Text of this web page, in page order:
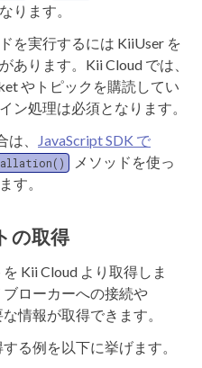
ります。
を実行するには KiiUser を
あります。Kii Cloud では、
やトピックを購読してい
ン処理は必須となります。
、
JavaScript SDK で
メソッドを使っ
す。
の取得
Kii Cloud より取得しま
ローカーへの接続や
情報が取得できます。
る例を以下に挙げます。